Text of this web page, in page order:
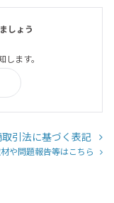
しょう
ます。
引法に基づく表記
や問題報告等はこちら